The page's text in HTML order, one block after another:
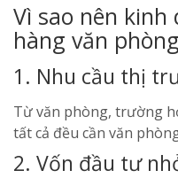
Vì sao nên kinh
hàng văn
1. Nhu cầu thị
Từ văn phòng, trường
tất cả đều cần văn
2. Vốn đầu tư